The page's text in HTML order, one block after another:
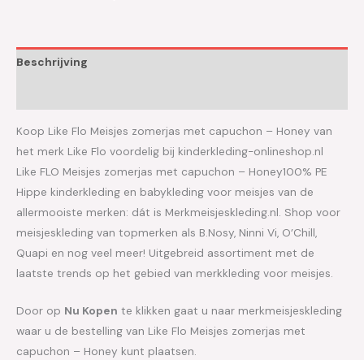
Beschrijving
Koop Like Flo Meisjes zomerjas met capuchon – Honey van
het merk Like Flo voordelig bij kinderkleding-onlineshop.nl
Like FLO Meisjes zomerjas met capuchon – Honey100% PE
Hippe kinderkleding en babykleding voor meisjes van de
allermooiste merken: dát is Merkmeisjeskleding.nl. Shop voor
meisjeskleding van topmerken als B.Nosy, Ninni Vi, O’Chill,
Quapi en nog veel meer! Uitgebreid assortiment met de
laatste trends op het gebied van merkkleding voor meisjes.
Door op Nu Kopen te klikken gaat u naar merkmeisjeskleding
waar u de bestelling van Like Flo Meisjes zomerjas met
capuchon – Honey kunt plaatsen.